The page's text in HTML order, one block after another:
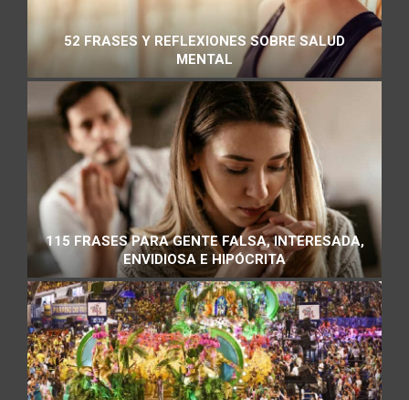
52 FRASES Y REFLEXIONES SOBRE SALUD
MENTAL
115 FRASES PARA GENTE FALSA, INTERESADA,
ENVIDIOSA E HIPÓCRITA